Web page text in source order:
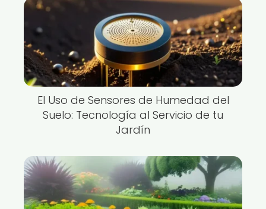
El Uso de Sensores de Humedad del
Suelo: Tecnología al Servicio de tu
Jardín